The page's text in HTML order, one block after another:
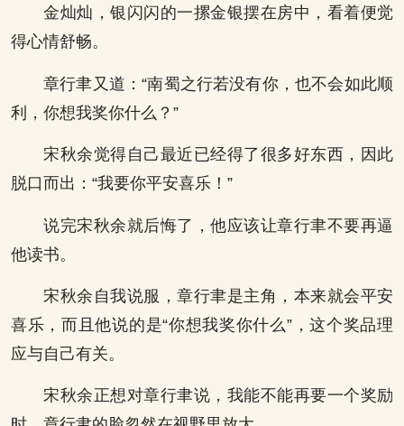
金灿灿，银闪闪的一摞金银摆在房中，看着便觉
得心情舒畅。
章行聿又道：“南蜀之行若没有你，也不会如此顺
利，你想我奖你什么？”
宋秋余觉得自己最近已经得了很多好东西，因此
脱口而出：“我要你平安喜乐！”
说完宋秋余就后悔了，他应该让章行聿不要再逼
他读书。
宋秋余自我说服，章行聿是主角，本来就会平安
喜乐，而且他说的是“你想我奖你什么”，这个奖品理
应与自己有关。
宋秋余正想对章行聿说，我能不能再要一个奖励